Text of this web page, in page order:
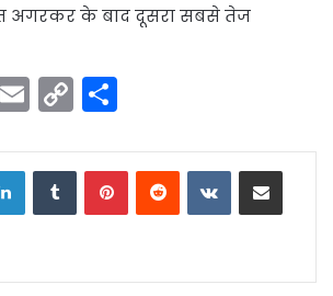
अगरकर के बाद दूसरा सबसे तेज
E
m
ai
C
o
p
n
ar
LinkedInTumblrPinterestReddit VKontakteShare via Email